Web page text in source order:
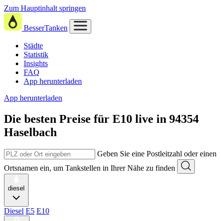
Zum Hauptinhalt springen
BesserTanken
Städte
Statistik
Insights
FAQ
App herunterladen
App herunterladen
Die besten Preise für E10 live in 94354
Haselbach
Geben Sie eine Postleitzahl oder einen
Ortsnamen ein, um Tankstellen in Ihrer Nähe zu finden
diesel
Diesel E5 E10